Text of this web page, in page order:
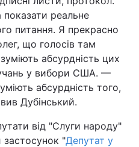
реальне
питання. Я прекрасно
що голосів там
абсурдність цих
у вибори США. —
абсурдність того,
Дубінський.
від "Слуги народу"
застосунок "Депутат у